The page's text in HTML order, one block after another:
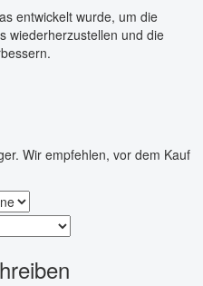
entwickelt wurde, um die
wiederherzustellen und die
Wir empfehlen, vor dem Kauf